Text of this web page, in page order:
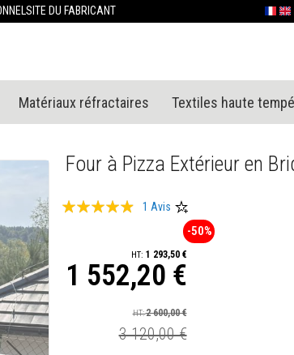
SITE DU FABRICANTAllez
au
Matériaux réfractaires Textiles haute
Four à Pizza Extérieur en
Évaluation:
1 Avis
1 552,20 €
1 293,50 €
3 120,00 €
2 600,00 €
-50%